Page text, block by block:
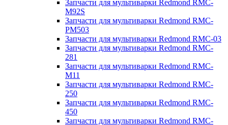
Запчасти для мультиварки Redmond RMC-
M92S
Запчасти для мультиварки Redmond RMC-
PM503
Запчасти для мультиварки Redmond RMC-03
Запчасти для мультиварки Redmond RMC-
281
Запчасти для мультиварки Redmond RMC-
M11
Запчасти для мультиварки Redmond RMC-
250
Запчасти для мультиварки Redmond RMC-
450
Запчасти для мультиварки Redmond RMC-